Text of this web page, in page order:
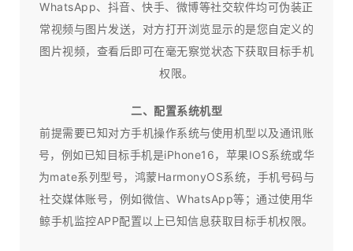
WhatsApp、抖音、快手、微博等社交软件均可伪装正
常视频与图片发送，对方打开浏览显示的是您自定义的
图片视频，查看后即可在毫无察觉状态下获取目标手机
权限。
二、配置系统机型
前提需要已知对方手机操作系统与使用机型以及通讯账
号，例如已知目标手机是iPhone16，苹果IOS系统或华
为mate系列型号，鸿蒙HarmonyOS系统，手机号码与
社交媒体账号，例如微信、WhatsApp等；通过使用华
鲸手机监控APP配置以上已知信息获取目标手机权限。